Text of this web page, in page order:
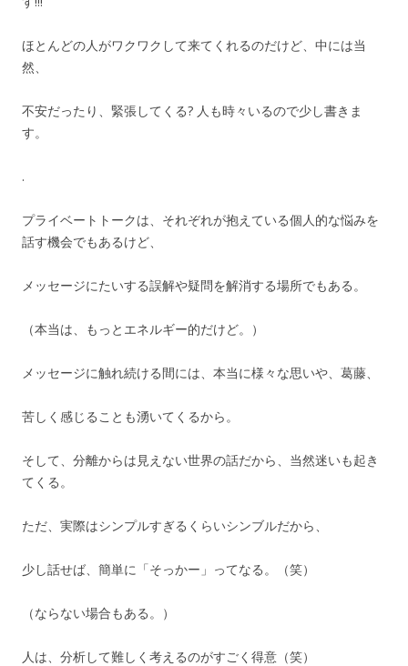
ほとんどの人がワクワクして来てくれるのだけど、中には当
然、
不安だったり、緊張してくる? 人も時々いるので少し書きま
す。
.
プライベートトークは、それぞれが抱えている個人的な悩みを
話す機会でもあるけど、
メッセージにたいする誤解や疑問を解消する場所でもある。
（本当は、もっとエネルギー的だけど。）
メッセージに触れ続ける間には、本当に様々な思いや、葛藤、
苦しく感じることも湧いてくるから。
そして、分離からは見えない世界の話だから、当然迷いも起き
てくる。
ただ、実際はシンプルすぎるくらいシンブルだから、
少し話せば、簡単に「そっかー」ってなる。（笑）
（ならない場合もある。）
人は、分析して難しく考えるのがすごく得意（笑）